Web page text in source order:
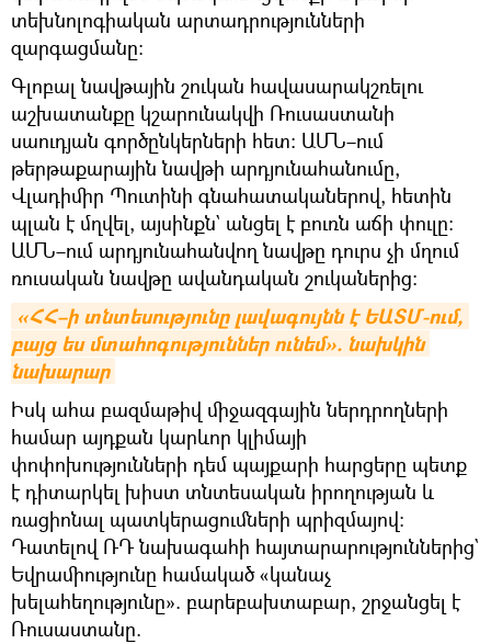
տեխնոլոգիական արտադրությունների
զարգացմանը։
Գլոբալ նավթային շուկան հավասարակշռելու
աշխատանքը կշարունակվի Ռուսաստանի
սաուդյան գործընկերների հետ։ ԱՄՆ–ում
թերթաքարային նավթի արդյունահանումը,
Վլադիմիր Պուտինի գնահատականերով, հետին
պլան է մղվել, այսինքն` անցել է բուռն աճի փուլը։
ԱՄՆ–ում արդյունահանվող նավթը դուրս չի մղում
ռուսական նավթը ավանդական շուկաներից։
«ՀՀ–ի տնտեսությունը լավագույնն է ԵԱՏՄ-ում,
բայց ես մտահոգություններ ունեմ». նախկին
նախարար
Իսկ ահա բազմաթիվ միջազգային ներդրողների
համար այդքան կարևոր կլիմայի
փոփոխությունների դեմ պայքարի հարցերը պետք
է դիտարկել խիստ տնտեսական իրողության և
ռացիոնալ պատկերացումների պրիզմայով։
Դատելով ՌԴ նախագահի հայտարարություններից`
Եվրամիությունը համակած «կանաչ
խելահեղությունը». բարեբախտաբար, շրջանցել է
Ռուսաստանը.